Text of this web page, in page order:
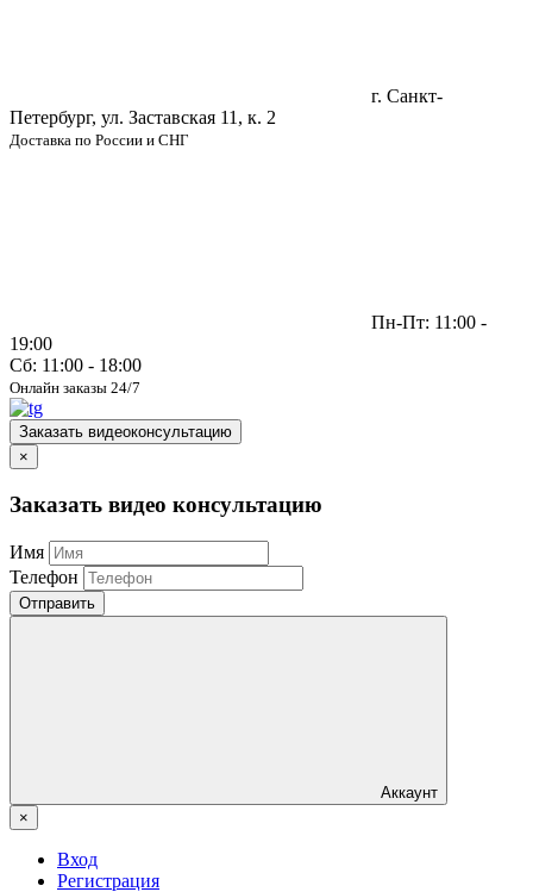
г. Санкт-
Петербург, ул. Заставская 11, к. 2
Доставка по России и СНГ
Пн-Пт: 11:00 -
19:00
Сб: 11:00 - 18:00
Онлайн заказы 24/7
Заказать видеоконсультацию
×
Заказать видео консультацию
Имя
Телефон
Отправить
Аккаунт
×
Вход
Регистрация